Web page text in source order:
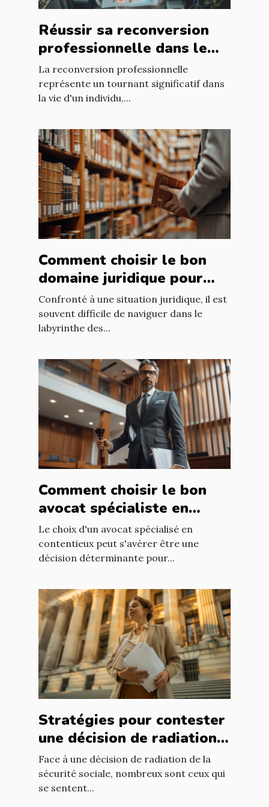
Réussir sa reconversion
professionnelle dans le
secteur technologique
plan d'action et
compétences requises
La reconversion professionnelle
représente un tournant significatif dans
la vie d'un individu,...
Comment choisir le bon
domaine juridique pour
votre situation légale ?
Confronté à une situation juridique, il est
souvent difficile de naviguer dans le
labyrinthe des...
Comment choisir le bon
avocat spécialiste en
contentieux ?
Le choix d'un avocat spécialisé en
contentieux peut s'avérer être une
décision déterminante pour...
Stratégies pour contester
une décision de radiation
de la sécurité sociale
Face à une décision de radiation de la
sécurité sociale, nombreux sont ceux qui
se sentent...